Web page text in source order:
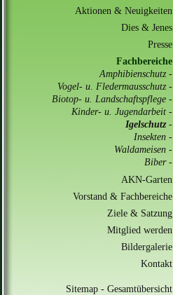
Aktionen & Neuigkeiten
Dies & Jenes
Presse
Fachbereiche
Amphibienschutz -
Vogel- u. Fledermausschutz -
Biotop- u. Landschaftspflege -
Kinder- u. Jugendarbeit -
Igelschutz-
Insekten -
Waldameisen -
Biber-
AKN-Garten
Vorstand & Fachbereiche
Ziele & Satzung
Mitglied werden
Bildergalerie
Kontakt
Sitemap - Gesamtübersicht